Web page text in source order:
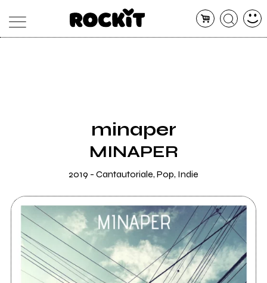
minaper
MINAPER
2019 - Cantautoriale, Pop, Indie